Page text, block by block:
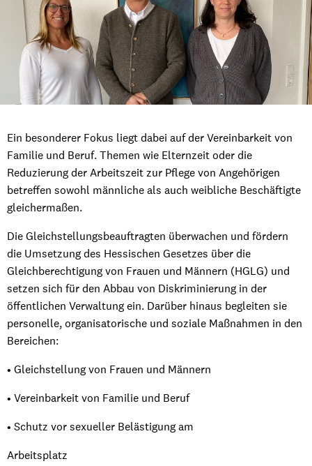
Ein besonderer Fokus liegt dabei auf der Vereinbarkeit von
Familie und Beruf. Themen wie Elternzeit oder die
Reduzierung der Arbeitszeit zur Pflege von Angehörigen
betreffen sowohl männliche als auch weibliche Beschäftigte
gleichermaßen.
Die Gleichstellungsbeauftragten überwachen und fördern
die Umsetzung des Hessischen Gesetzes über die
Gleichberechtigung von Frauen und Männern (HGLG) und
setzen sich für den Abbau von Diskriminierung in der
öffentlichen Verwaltung ein. Darüber hinaus begleiten sie
personelle, organisatorische und soziale Maßnahmen in den
Bereichen:
• Gleichstellung von Frauen und Männern
• Vereinbarkeit von Familie und Beruf
• Schutz vor sexueller Belästigung am
Arbeitsplatz